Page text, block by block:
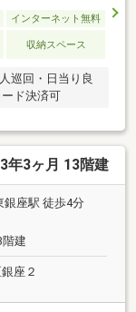
インターネット無料
収納スペース
巡回・日当り良
ド決済可
年3ヶ月 13階建
銀座駅 徒歩4分
建
座２